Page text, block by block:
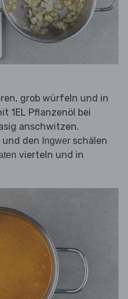
grob würfeln und in
1EL Pflanzenöl bei
anschwitzen.
und den Ingwer schälen
vierteln und in